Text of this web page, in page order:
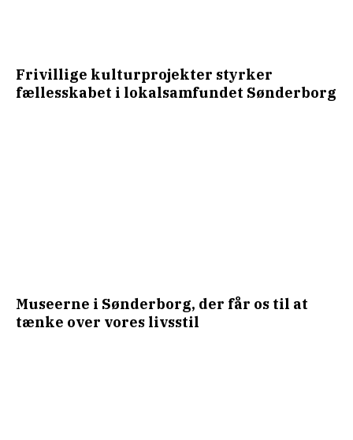
Frivillige kulturprojekter styrker
fællesskabet i lokalsamfundet Sønderborg
Museerne i Sønderborg, der får os til at
tænke over vores livsstil